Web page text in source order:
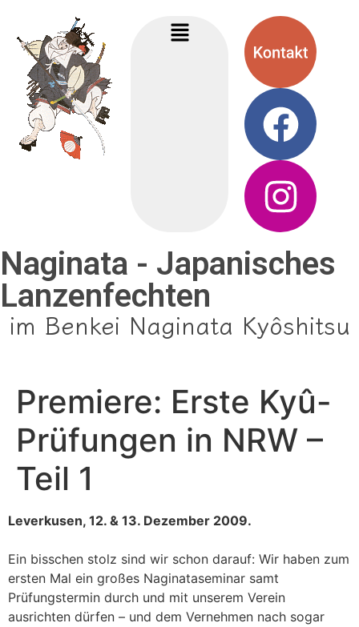
Naginata - Japanisches
Lanzenfechten
im Benkei Naginata Kyôshitsu
Premiere: Erste Kyû-
Prüfungen in NRW –
Teil 1
Leverkusen, 12. & 13. Dezember 2009.
Ein bisschen stolz sind wir schon darauf: Wir haben zum
ersten Mal ein großes Naginataseminar samt
Prüfungstermin durch und mit unserem Verein
ausrichten dürfen – und dem Vernehmen nach sogar